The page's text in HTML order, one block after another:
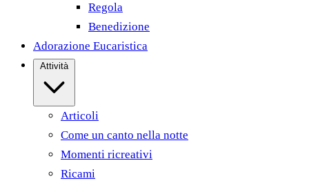
Regola
Benedizione
Adorazione Eucaristica
Attività
Articoli
Come un canto nella notte
Momenti ricreativi
Ricami